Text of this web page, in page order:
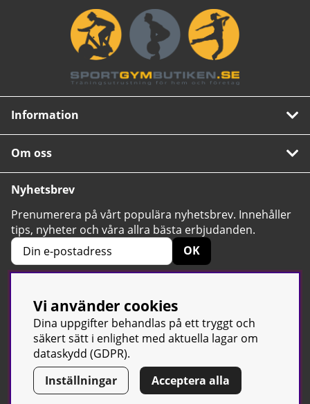
Information
Om oss
Nyhetsbrev
Prenumerera på vårt populära nyhetsbrev. Innehåller
tips, nyheter och våra allra bästa erbjudanden.
OK
4.6 Baserat på 2424 betyg
© Sport & Gym Butiken JTC AB | Kontakta oss| All rights reserved
| Org.nr: 556668-7058 | Tel: 0500-42 87 00
Vi använder cookies
Dina uppgifter behandlas på ett tryggt och
säkert sätt i enlighet med aktuella lagar om
dataskydd (GDPR).
Inställningar
Acceptera alla